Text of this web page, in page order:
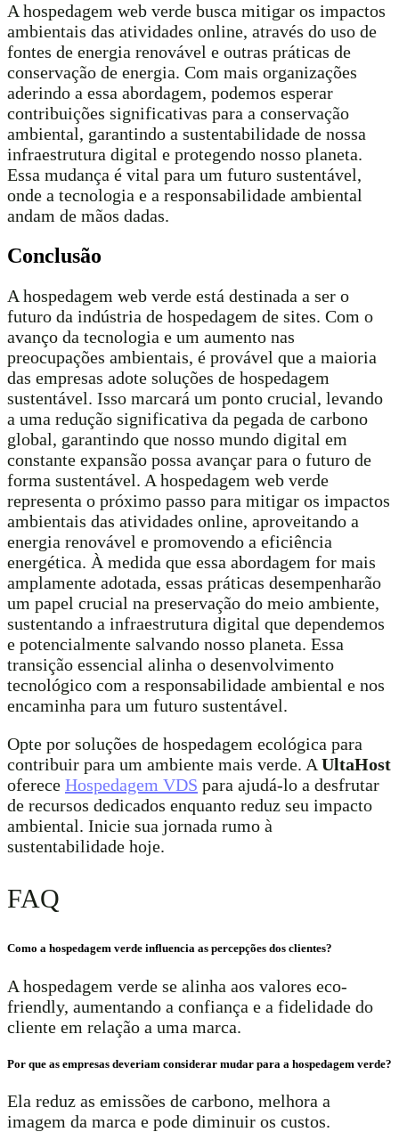
A hospedagem web verde busca mitigar os impactos
ambientais das atividades online, através do uso de
fontes de energia renovável e outras práticas de
conservação de energia. Com mais organizações
aderindo a essa abordagem, podemos esperar
contribuições significativas para a conservação
ambiental, garantindo a sustentabilidade de nossa
infraestrutura digital e protegendo nosso planeta.
Essa mudança é vital para um futuro sustentável,
onde a tecnologia e a responsabilidade ambiental
andam de mãos dadas.
Conclusão
A hospedagem web verde está destinada a ser o
futuro da indústria de hospedagem de sites. Com o
avanço da tecnologia e um aumento nas
preocupações ambientais, é provável que a maioria
das empresas adote soluções de hospedagem
sustentável. Isso marcará um ponto crucial, levando
a uma redução significativa da pegada de carbono
global, garantindo que nosso mundo digital em
constante expansão possa avançar para o futuro de
forma sustentável. A hospedagem web verde
representa o próximo passo para mitigar os impactos
ambientais das atividades online, aproveitando a
energia renovável e promovendo a eficiência
energética. À medida que essa abordagem for mais
amplamente adotada, essas práticas desempenharão
um papel crucial na preservação do meio ambiente,
sustentando a infraestrutura digital que dependemos
e potencialmente salvando nosso planeta. Essa
transição essencial alinha o desenvolvimento
tecnológico com a responsabilidade ambiental e nos
encaminha para um futuro sustentável.
Opte por soluções de hospedagem ecológica para
contribuir para um ambiente mais verde. A UltaHost
oferece Hospedagem VDS para ajudá-lo a desfrutar
de recursos dedicados enquanto reduz seu impacto
ambiental. Inicie sua jornada rumo à
sustentabilidade hoje.
FAQ
Como a hospedagem verde influencia as percepções dos clientes?
A hospedagem verde se alinha aos valores eco-
friendly, aumentando a confiança e a fidelidade do
cliente em relação a uma marca.
Por que as empresas deveriam considerar mudar para a hospedagem verde?
Ela reduz as emissões de carbono, melhora a
imagem da marca e pode diminuir os custos.